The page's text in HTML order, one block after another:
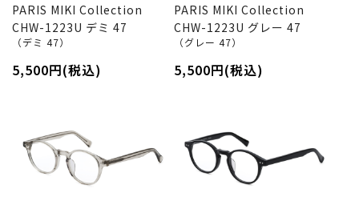
PARIS MIKI Collection
CHW-1223U デミ 47
（デミ 47）
5,500円(税込)
PARIS MIKI Collection
CHW-1223U グレー 47
（グレー 47）
5,500円(税込)